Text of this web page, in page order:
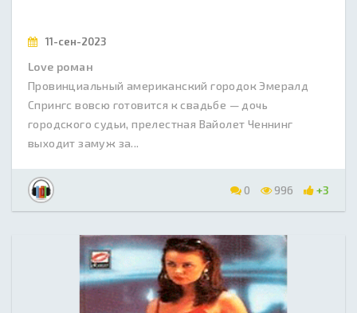
11-сен-2023
Love роман
Провинциальный американский городок Эмералд
Спрингс вовсю готовится к свадьбе — дочь
городского судьи, прелестная Вайолет Ченнинг
выходит замуж за...
0 996 +3